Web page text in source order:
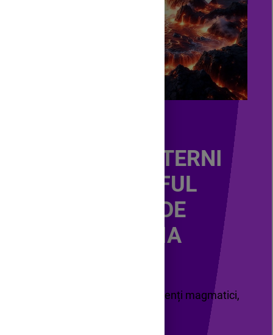
AGENȚII INTERNI
ȘI RELIEFUL
CREAT DE
ACEȘTIA
plăci tectonice, magmă, curenți magmatici,